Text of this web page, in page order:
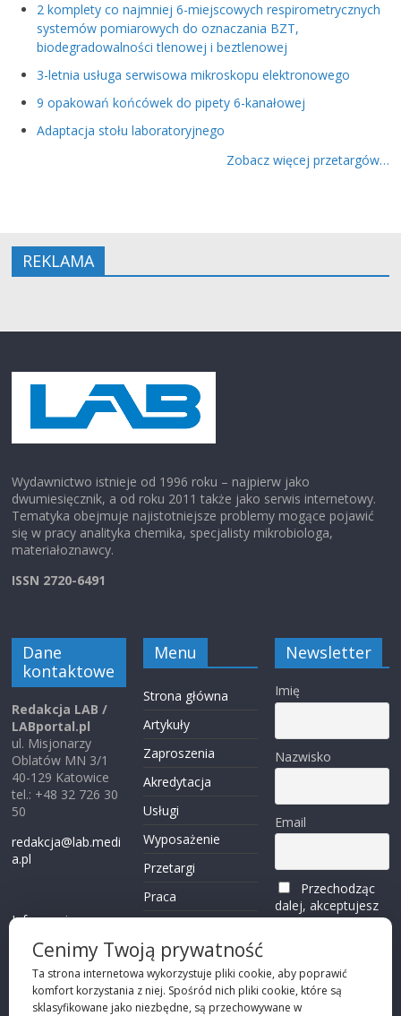
2 komplety co najmniej 6-miejscowych respirometrycznych
systemów pomiarowych do oznaczania BZT,
biodegradowalności tlenowej i beztlenowej
3-letnia usługa serwisowa mikroskopu elektronowego
9 opakowań końcówek do pipety 6-kanałowej
Adaptacja stołu laboratoryjnego
Zobacz więcej przetargów…
REKLAMA
Wydawnictwo istnieje od 1996 roku – najpierw jako
dwumiesięcznik, a od roku 2011 także jako serwis internetowy.
Tematyka obejmuje najistotniejsze problemy mogące pojawić
się w pracy analityka chemika, specjalisty mikrobiologa,
materiałoznawcy.
ISSN 2720-6491
Dane
kontaktowe
Redakcja LAB /
LABportal.pl
ul. Misjonarzy
Oblatów MN 3/1
40-129 Katowice
tel.: +48 32 726 30
50
redakcja@lab.medi
a.pl
Informacje o
Przechodząc dalej,
Menu
Strona główna
Artykuły
Zaproszenia
Akredytacja
Usługi
Wyposażenie
Przetargi
Praca
Kontakt
Newsletter
Imię
Nazwisko
Email
Przechodząc
dalej, akceptujesz
politykę
Cenimy Twoją prywatność
Ta strona internetowa wykorzystuje pliki cookie, aby poprawić
komfort korzystania z niej. Spośród nich pliki cookie, które są
sklasyfikowane jako niezbędne, są przechowywane w